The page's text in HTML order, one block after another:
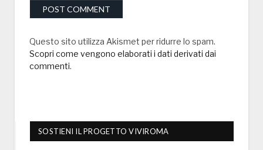
Questo sito utilizza Akismet per ridurre lo spam.
Scopri come vengono elaborati i dati derivati dai
commenti.
SOSTIENI IL PROGETTO VIVIROMA